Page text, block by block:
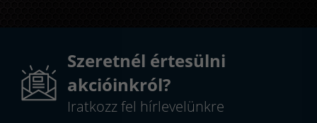
Szeretnél értesülni
akcióinkról?
Iratkozz fel hírlevelünkre